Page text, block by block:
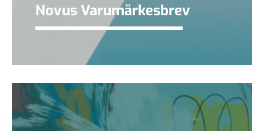
Novus Varumärkesbrev